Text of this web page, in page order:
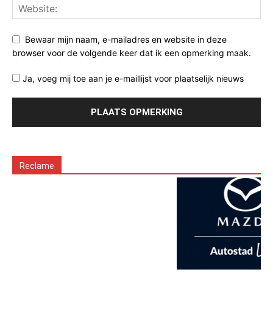
Bewaar mijn naam, e-mailadres en website in deze
browser voor de volgende keer dat ik een opmerking maak.
Ja, voeg mij toe aan je e-maillijst voor plaatselijk nieuws
Reclame